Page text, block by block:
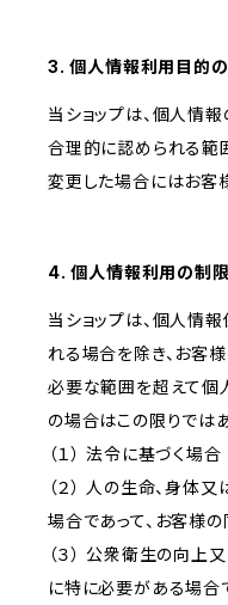
3. 個人情報利用目的
当ショップは、個人情
合理的に認められる範
変更した場合にはお客
4. 個人情報利用の制限
当ショップは、個人情
れる場合を除き、お客
必要な範囲を超えて個
の場合はこの限りでは
（１） 法令に基づく場合
（２） 人の生命、身体
場合であって、お客様
（３） 公衆衛生の向
に特に必要がある場合